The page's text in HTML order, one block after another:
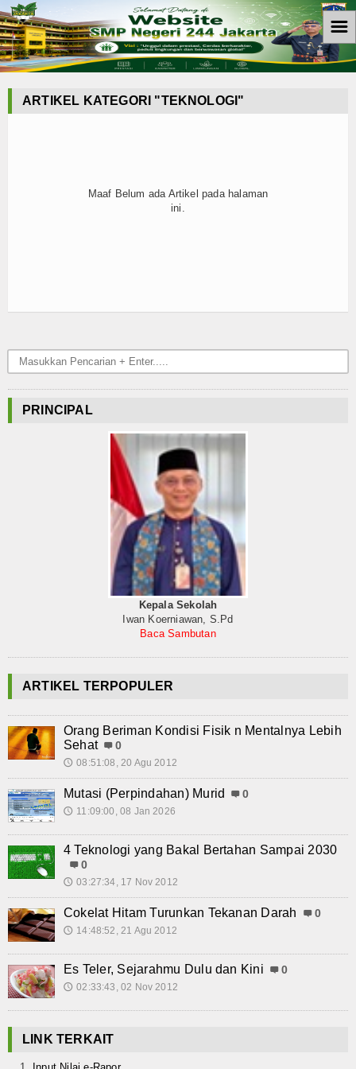
Home
PPID
Input Nilai Tengah Semester
Input Nilai Semester
Hubungi Kami
☰
ARTIKEL KATEGORI "TEKNOLOGI"
Maaf Belum ada Artikel pada halaman
ini.
PRINCIPAL
Kepala Sekolah
Iwan Koerniawan, S.Pd
Baca Sambutan
ARTIKEL TERPOPULER
Orang Beriman Kondisi Fisik n Mentalnya Lebih
Sehat
0
🕔 08:51:08, 20 Agu 2012
Mutasi (Perpindahan) Murid 0
🕔 11:09:00, 08 Jan 2026
4 Teknologi yang Bakal Bertahan Sampai 2030
0
🕔 03:27:34, 17 Nov 2012
Cokelat Hitam Turunkan Tekanan Darah 0
🕔 14:48:52, 21 Agu 2012
Es Teler, Sejarahmu Dulu dan Kini 0
🕔 02:33:43, 02 Nov 2012
LINK TERKAIT